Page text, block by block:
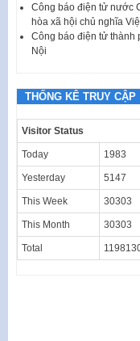
Công báo điện tử nước
hòa xã hội chủ nghĩa
Công báo điện tử thành
Nội
THỐNG KÊ TRUY CẬP
Visitor Status
Today 1983
Yesterday 5147
This Week 30303
This Month 30303
Total